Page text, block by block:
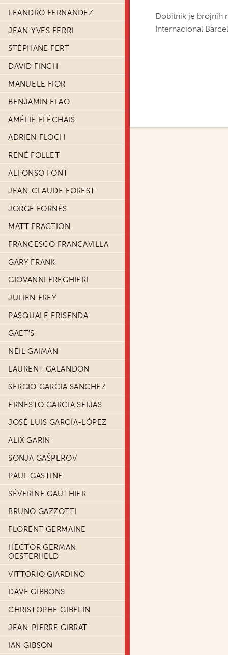
LEANDRO FERNANDEZ
JEAN-YVES FERRI
STÉPHANE FERT
DAVID FINCH
MANUELE FIOR
BENJAMIN FLAO
AMÉLIE FLÉCHAIS
ADRIEN FLOCH
RENÉ FOLLET
ALFONSO FONT
JEAN-CLAUDE FOREST
JORGE FORNÉS
MATT FRACTION
FRANCESCO FRANCAVILLA
GARY FRANK
GIOVANNI FREGHIERI
JULIEN FREY
PASQUALE FRISENDA
GAET'S
NEIL GAIMAN
LAURENT GALANDON
SERGIO GARCIA SANCHEZ
ERNESTO GARCIA SEIJAS
JOSÉ LUIS GARCÍA-LÓPEZ
ALIX GARIN
SONJA GAŠPEROV
PAUL GASTINE
SÉVERINE GAUTHIER
BRUNO GAZZOTTI
FLORENT GERMAINE
HECTOR GERMAN
OESTERHELD
VITTORIO GIARDINO
DAVE GIBBONS
CHRISTOPHE GIBELIN
JEAN-PIERRE GIBRAT
IAN GIBSON
Dobitnik je brojnih
Internacional